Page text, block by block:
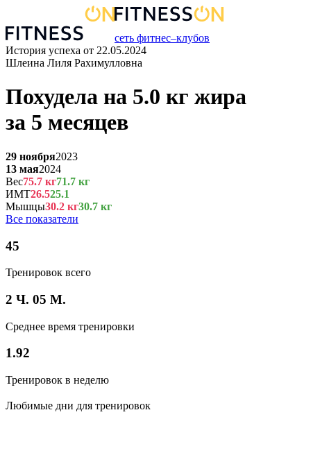
сеть фитнес–клубов
История успеха от 22.05.2024
Шлеина Лиля Рахимулловна
Похудела на 5.0 кг жира
за 5 месяцев
29 ноября2023
13 мая2024
Вес75.7 кг71.7 кг
ИМТ26.525.1
Мышцы30.2 кг30.7 кг
Все показатели
45
Тренировок всего
2 Ч. 05 М.
Среднее время тренировки
1.92
Тренировок в неделю
Любимые дни для тренировок